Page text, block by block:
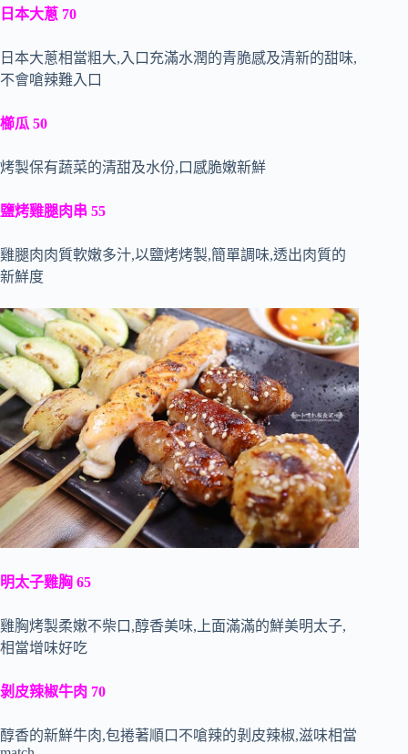
日本大蔥 70
日本大蔥相當粗大,入口充滿水潤的青脆感及清新的甜味,
不會嗆辣難入口
櫛瓜 50
烤製保有蔬菜的清甜及水份,口感脆嫩新鮮
鹽烤雞腿肉串 55
雞腿肉肉質軟嫩多汁,以鹽烤烤製,簡單調味,透出肉質的
新鮮度
明太子雞胸 65
雞胸烤製柔嫩不柴口,醇香美味,上面滿滿的鮮美明太子,
相當增味好吃
剝皮辣椒牛肉 70
醇香的新鮮牛肉,包捲著順口不嗆辣的剝皮辣椒,滋味相當